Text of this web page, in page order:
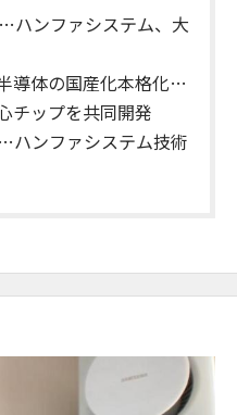
ハンファシステム、大
導体の国産化本格化…
チップを共同開発
ハンファシステム技術